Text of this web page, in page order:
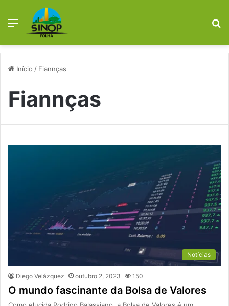
Menu
Início / Fiannças
Fiannças
Notícias
Diego Velázquez outubro 2, 2023 150
O mundo fascinante da Bolsa de Valores